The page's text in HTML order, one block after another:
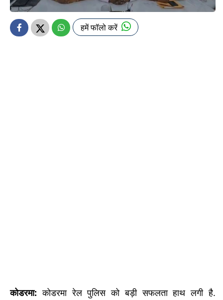
हमें फॉलो करें
कोडरमा: कोडरमा रेल पुलिस को बड़ी सफलता हाथ लगी है.